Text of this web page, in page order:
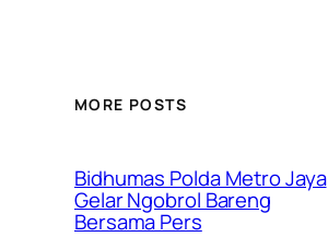
MORE POSTS
Bidhumas Polda Metro Jaya
Gelar Ngobrol Bareng
Bersama Pers